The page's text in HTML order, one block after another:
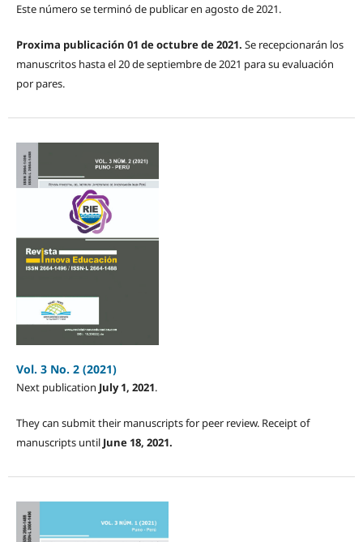
Este número se terminó de publicar en agosto de 2021.
Proxima publicación 01 de octubre de 2021. Se recepcionarán los
manuscritos hasta el 20 de septiembre de 2021 para su evaluación
por pares.
Vol. 3 No. 2 (2021)
Next publication July 1, 2021.
They can submit their manuscripts for peer review. Receipt of
manuscripts until June 18, 2021.